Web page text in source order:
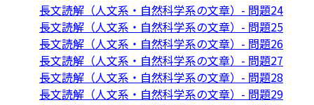
長文読解（人文系・自然科学系の文章）- 問題24
長文読解（人文系・自然科学系の文章）- 問題25
長文読解（人文系・自然科学系の文章）- 問題26
長文読解（人文系・自然科学系の文章）- 問題27
長文読解（人文系・自然科学系の文章）- 問題28
長文読解（人文系・自然科学系の文章）- 問題29